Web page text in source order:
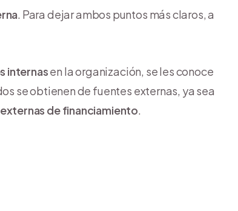
. Para dejar ambos puntos más claros, a
internasen la organización, se les conoce
se obtienen de fuentes externas, ya sea
de financiamiento.